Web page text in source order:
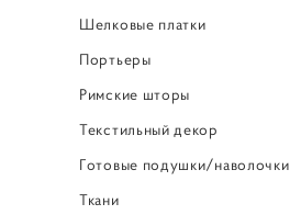
Шелковые платки
Портьеры
Римские шторы
Текстильный декор
Готовые подушки/наволочки
Ткани